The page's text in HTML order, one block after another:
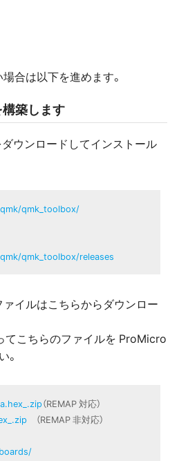
合は以下を進めます。
築します
ダウンロードしてインストール
qmk_toolbox/
qmk_toolbox/releases
イルはこちらからダウンロー
てこちらのファイルを ProMicro
。
（REMAP 非対応）